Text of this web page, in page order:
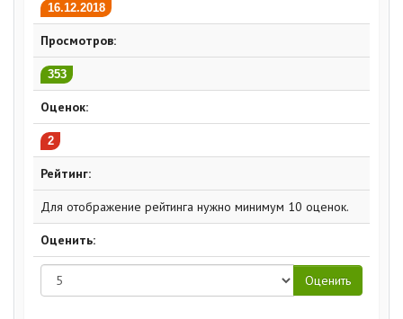
16.12.2018
Просмотров:
353
Оценок:
2
Рейтинг:
Для отображение рейтинга нужно минимум 10 оценок.
Оценить: